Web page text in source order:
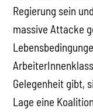
Regierung sein
massive Attacke
Gelegenheit gibt,
Lage eine